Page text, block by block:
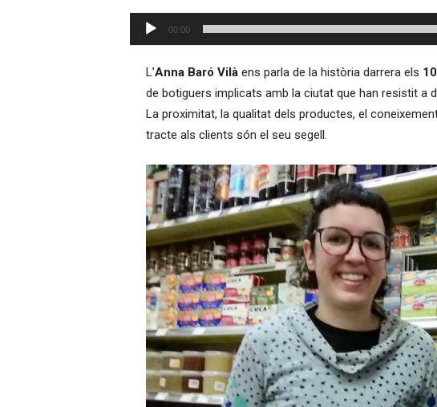
–
à
Reproductor
d'àudio
00:00
L’Anna Baró Vilàens parla de la història darrera els
de botiguers implicats amb la ciutat que han resistit a
La proximitat, la qualitat dels productes, el
tracte als clients són el seu segell.